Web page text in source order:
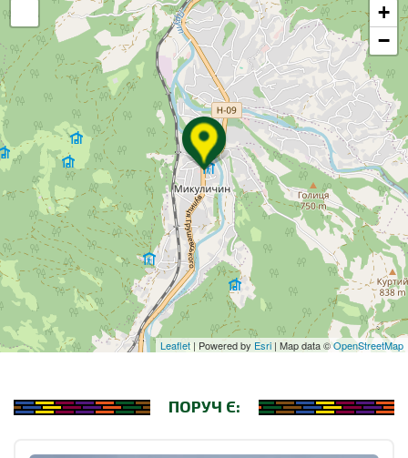
+
−
Leaflet | Powered by Esri | Map data ©OpenStreetMap
ПОРУЧ Є: